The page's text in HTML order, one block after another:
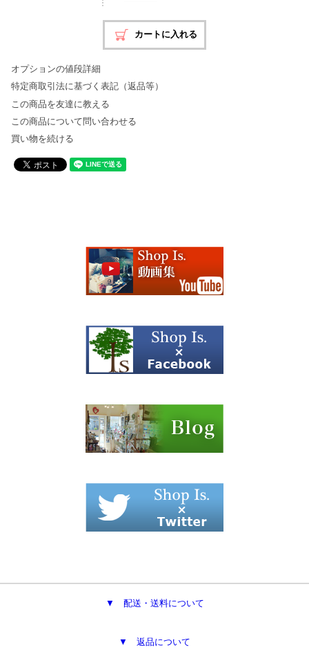
オプションの値段詳細
特定商取引法に基づく表記（返品等）
この商品を友達に教える
この商品について問い合わせる
買い物を続ける
▼ 配送・送料について
▼ 返品について